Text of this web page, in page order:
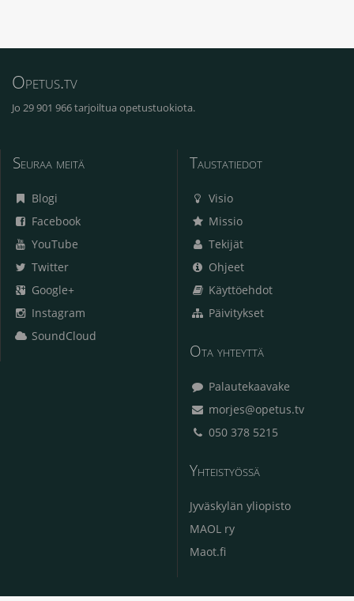
Opetus.tv
Jo 29 901 966 tarjoiltua opetustuokiota.
Seuraa meitä
Blogi
Facebook
YouTube
Twitter
Google+
Instagram
SoundCloud
Taustatiedot
Visio
Missio
Tekijät
Ohjeet
Käyttöehdot
Päivitykset
Ota yhteyttä
Palautekaavake
morjes@opetus.tv
050 378 5215
Yhteistyössä
Jyväskylän yliopisto
MAOL ry
Maot.fi